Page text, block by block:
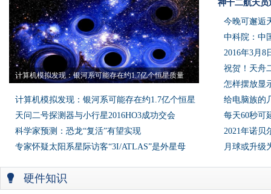
计算机模拟发现：银河系可能存在约1.7亿个恒星质量
计算机模拟发现：银河系可能存在约1.7亿个恒星
天问二号探测器与小行星2016HO3成功交会
科学家预测：恐龙“复活”有望实现
专家怀疑太阳系星际访客“3I/ATLAS”是外星母
神十二航天
今晚可邂逅
中科院：中
2016年3月8
祝贺！天舟
怎样摆放显
给电脑族的
每天60秒可
2021年诺贝
月球或升级
硬件知识